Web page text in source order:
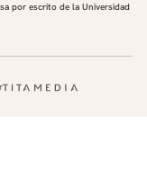
por escrito de la Universidad